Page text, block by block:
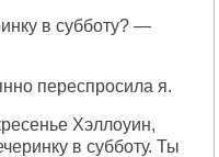
в субботу? —
переспросила я.
Хэллоуин,
в субботу. Ты